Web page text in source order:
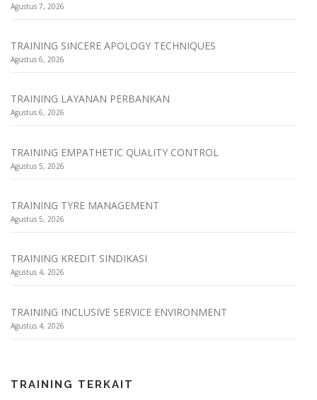
Agustus 7, 2026
TRAINING SINCERE APOLOGY TECHNIQUES
Agustus 6, 2026
TRAINING LAYANAN PERBANKAN
Agustus 6, 2026
TRAINING EMPATHETIC QUALITY CONTROL
Agustus 5, 2026
TRAINING TYRE MANAGEMENT
Agustus 5, 2026
TRAINING KREDIT SINDIKASI
Agustus 4, 2026
TRAINING INCLUSIVE SERVICE ENVIRONMENT
Agustus 4, 2026
TRAINING TERKAIT